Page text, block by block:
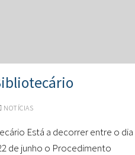
NOTÍCIAS
Está a decorrer entre o dia
de junho o Procedimento